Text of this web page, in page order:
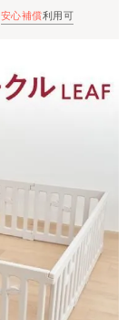
安心補償利用可